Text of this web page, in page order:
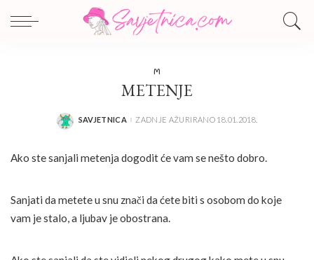
M
METENJE
POSTED
SAVJETNICA ZADNJE AŽURIRANO 18.01.2018.
Ako ste sanjali metenja dogodit će vam se nešto dobro.
Sanjati da metete u snu znači da ćete biti s osobom do koje
vam je stalo, a ljubav je obostrana.